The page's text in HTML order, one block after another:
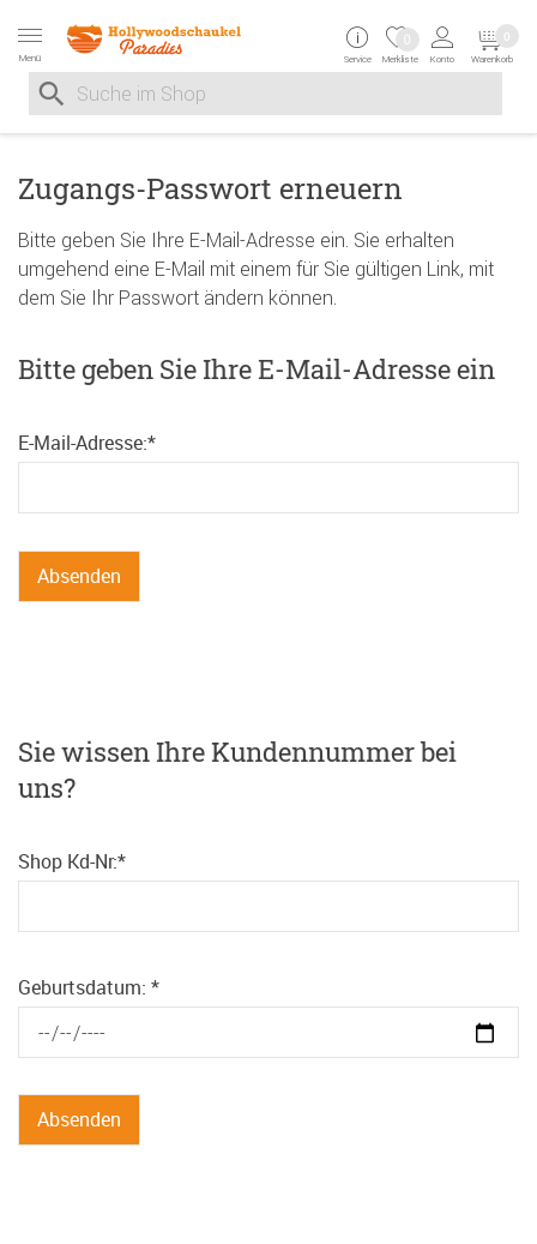
Menü
Suche nach
Suche im Shop, nach der Eingabe von 3 Buchstaben
Service Merkliste
0
Konto Warenkorb
0
Zugangs-Passwort erneuern
Bitte geben Sie Ihre E-Mail-Adresse ein. Sie erhalten
umgehend eine E-Mail mit einem für Sie gültigen Link, mit
dem Sie Ihr Passwort ändern können.
Bitte geben Sie Ihre E-Mail-Adresse ein
E-Mail-Adresse:*
Sie wissen Ihre Kundennummer bei
uns?
Shop Kd-Nr:*
Geburtsdatum: *